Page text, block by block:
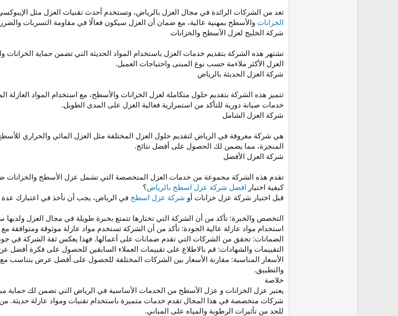
تعد من الشركات الرائدة في مجال العزل بالرياض، وتستخدم أحدث تقنيات العزل مثل
الخزانات والأسطح بمهنية عالية، مع ضمان أن العزل سيكون فعالًا في مقاومة التسربات والضرر
شركة الخليج لعزل الأسطح والخزانات
تشتهر هذه الشركة بتقديم خدمات العزل باستخدام المواد الحديثة التي تضمن حماية
العزل الأكثر ملاءمة حسب نوع المبنى واحتياجات العميل.
شركة العزل الحديثة بالرياض
تتميز هذه الشركة بتقديم حلول متكاملة لعزل الخزانات والأسطح، مع استخدام المواد العازلة
خدمات صيانة دورية للتأكد من استمرارية فعالية العزل على المدى الطويل.
شركة العزل الشامل
هي شركة معروفة في الرياض لتقديم حلول العزل المختلفة مثل العزل المائي والحراري
المنجزة، مما يضمن لك الحصول على أفضل نتائج.
شركة العزل الأفضل
تقدم هذه الشركة مجموعة من خدمات العزل المتخصصة التي تشمل عزل الأسطح والخزانات ضد
كيفية اختيار افضل شركة عزل اسطح بالرياض؟
قبل اختيار شركة عزل خزانات أو شركة عزل اسطح في الرياض، يجب أن تأخذ في اعتبارك
التخصص والخبرة: تأكد من أن الشركة التي تختارها تتمتع بخبرة طويلة في مجال العزل
استخدام مواد عازلة عالية الجودة: تأكد من أن الشركة تستخدم مواد عازلة موثوقة ومتوافقة مع
الضمانات: تحقق من الشركات التي تقدم ضمانات على أعمالها. فهذا يعكس ثقة الشركة في
التقييمات والشهادات: قم بالاطلاع على تقييمات العملاء السابقين للحصول على فكرة أفضل
الأسعار المناسبة: مقارنة الأسعار بين الشركات المختلفة للحصول على أفضل عرض يتناسب
والتطبيق.
خلاصة
يعتبر عزل الخزانات و عزل الأسطح من الخدمات الأساسية في الرياض التي تضمن لك حماية
شركات متخصصة في هذا المجال تقدم خدمات متميزة باستخدام تقنيات ومواد عازلة حديثة.
للحد من تأثيرات الرطوبة والمياه على المباني.